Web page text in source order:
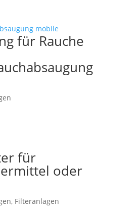
für Rauche
für
oder
, Filteranlagen